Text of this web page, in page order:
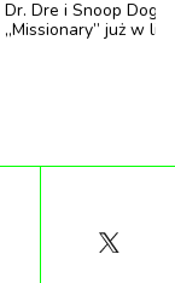
Dr. Dre i Snoop
„Missionary” już w